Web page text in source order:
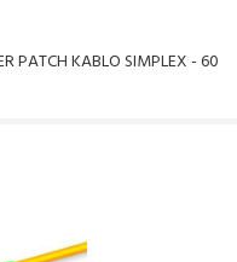
PATCH KABLO SIMPLEX - 60